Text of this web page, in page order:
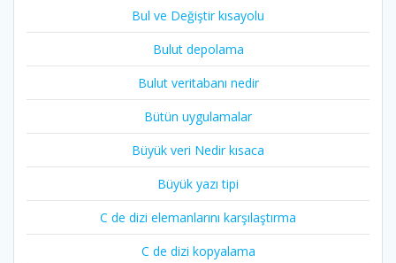
Bul ve Değiştir kısayolu
Bulut depolama
Bulut veritabanı nedir
Bütün uygulamalar
Büyük veri Nedir kısaca
Büyük yazı tipi
C de dizi elemanlarını karşılaştırma
C de dizi kopyalama